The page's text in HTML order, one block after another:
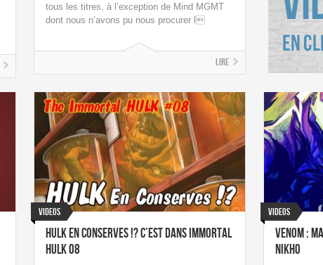
tous les titres, à l’exception de Mind MGMT
dont nous n’avons pu nous procurer l
Lire
Videos
HULK En Conserves !? C’est dans Immortal
HULK 08
Videos
Venom :
NIKHO